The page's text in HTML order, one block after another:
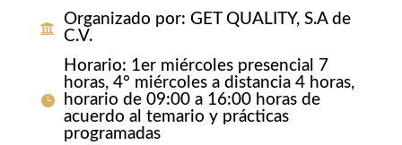
Organizado por: GET QUALITY, S.A de
C.V.
Horario: 1er miércoles presencial 7
horas, 4° miércoles a distancia 4 horas,
horario de 09:00 a 16:00 horas de
acuerdo al temario y prácticas
programadas